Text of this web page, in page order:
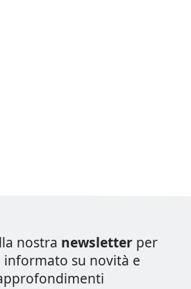
nostra newsletter per
informato su novità e